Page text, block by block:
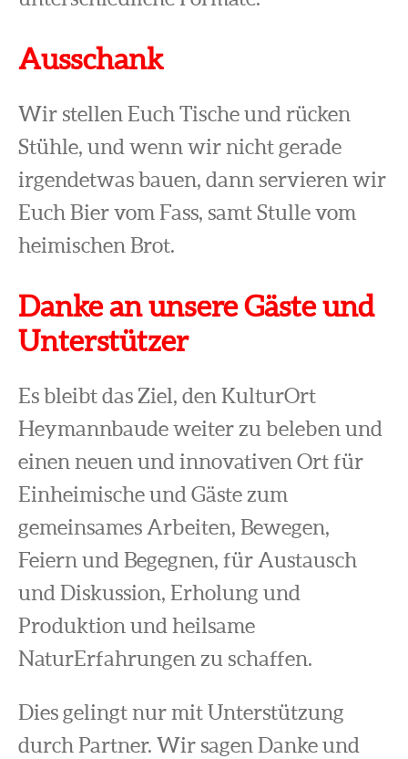
Ausschank
Wir stellen Euch Tische und rücken
Stühle, und wenn wir nicht gerade
irgendetwas bauen, dann servieren wir
Euch Bier vom Fass, samt Stulle vom
heimischen Brot.
Danke an unsere Gäste und
Unterstützer
Es bleibt das Ziel, den KulturOrt
Heymannbaude weiter zu beleben und
einen neuen und innovativen Ort für
Einheimische und Gäste zum
gemeinsames Arbeiten, Bewegen,
Feiern und Begegnen, für Austausch
und Diskussion, Erholung und
Produktion und heilsame
NaturErfahrungen zu schaffen.
Dies gelingt nur mit Unterstützung
durch Partner. Wir sagen Danke und